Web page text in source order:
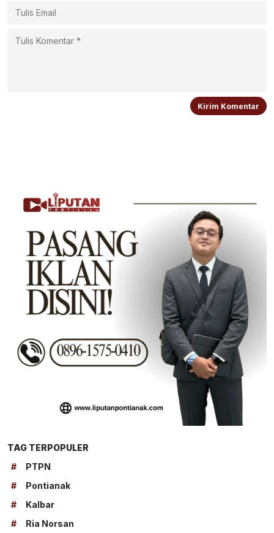
TAG TERPOPULER
#
PTPN
#
Pontianak
#
Kalbar
#
Ria Norsan